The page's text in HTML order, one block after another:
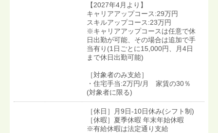
【2027年4月より】
キャリアアップコース:29万円
スキルアップコース:23万円
※キャリアアップコースは任意で休
日出勤が可能、その場合は追加で手
当有り(1日ごとに15,000円、月4日
まで休日出勤可能)
［対象者のみ支給］
・住宅手当:2万円/月 家賃の30％
(対象者に限る)
［休日］月9日-10日休み(シフト制)
［休暇］夏季休暇 年末年始休暇
※有給休暇は法定通り支給